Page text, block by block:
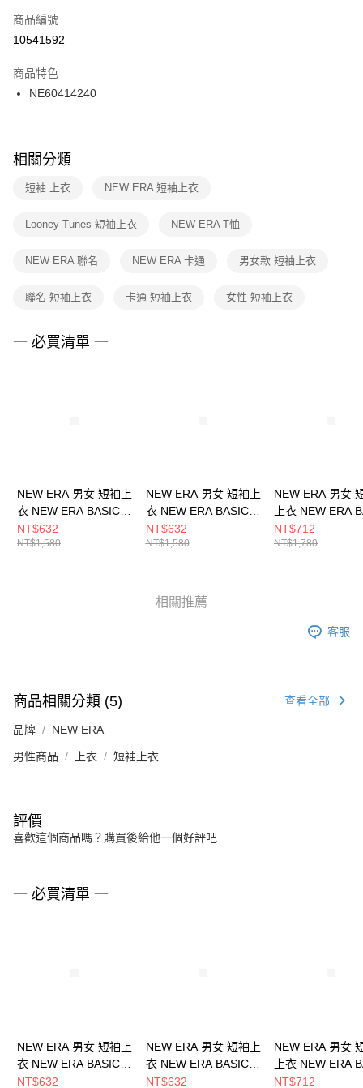
【「AFTEE先享後付」結帳流程】
１．於結帳方式選擇「AFTEE先享後付」後，將跳轉至「AFTEE先享後付」
２．訂單成立數日內，您將收到繳費通知簡訊。
３．收到繳費通知簡訊後14天內，點擊此簡訊中的連結，可透過四大超商／
ATM／網路銀行／等多元方式進行付款，方視為交易完成。
※ 交易是否成功請以「AFTEE先享後付 」之結帳頁面顯示為準，若有關於
是否繳費成功／繳費後需取消欲退款等相關疑問，請聯繫「AFTEE先享後付
客戶支援中心」
https://netprotections.freshdesk.com/support/home
１．透過由恩沛科技股份有限公司提供之「AFTEE先享後付」服務完成之交
權轉讓予恩沛科技股份有限公司。
３．未成年的使用者請事先徵得法定代理人或監護人之同意方可使用
４．使用「AFTEE先享後付」時，將依據個別帳號之用戶狀況，依本公司即
宅配
每筆NT$100，滿NT$1,500(含以上)免運費
付款後門市自取
每筆NT$100，滿NT$1,500(含以上)免運費
商品編號
10541592
商品特色
NE60414240
相關分類
短袖 上衣 NEW ERA 短袖上衣
Looney Tunes 短袖上衣 NEW ERA T恤
NEW ERA 聯名 NEW ERA 卡通 男女款 短袖上衣
聯名 短袖上衣 卡通 短袖上衣 女性 短袖上衣
一 必買清單 一
NEW ERA 男女 短袖上
衣 NEW ERA BASIC
NEW ERA
NE14148872
NT$632
NT$1,580
NEW ERA 男女 短袖上
衣 NEW ERA BASIC
NEW ERA
NE14148873
NT$632
NT$1,580
NEW ERA 男女
上衣 NEW ERA
NEW ERA
NE14326569
NT$712
NT$1,780
相關推薦
客服
商品相關分類 (5) 查看全部
品牌 NEW ERA
男性商品 上衣 短袖上衣
評價
喜歡這個商品嗎？購買後給他一個好評吧
一 必買清單 一
NEW ERA 男女 短袖上
衣 NEW ERA BASIC
NEW ERA
NT$632
NEW ERA 男女 短袖上
衣 NEW ERA BASIC
NEW ERA
NT$632
NEW ERA 男女
上衣 NEW ERA
NEW ERA
NT$712